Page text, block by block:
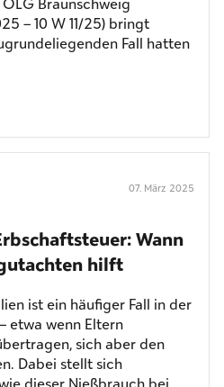
– 10 W 11/25) bringt
Fall hatten
07. März 2025
Wann
hilft
ist ein häufiger Fall in der
etwa wenn Eltern
sich aber den
Dabei stellt sich